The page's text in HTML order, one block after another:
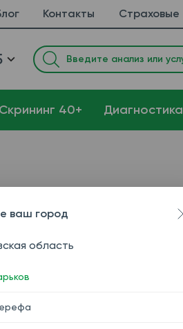
Контакты Страховые
Cкрининг 40+ Диагностика
ваш город
область